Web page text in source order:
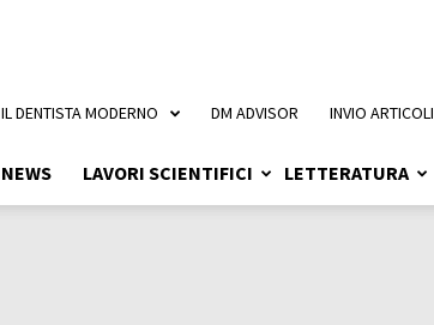
NEWS LAVORI SCIENTIFICI LETTERATURA
IL DENTISTA MODERNO DM ADVISOR INVIO ARTICOLI